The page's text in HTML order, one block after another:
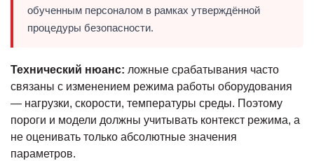
обученным персоналом в рамках утверждённой
процедуры безопасности.
Технический нюанс: ложные срабатывания часто
связаны с изменением режима работы оборудования
— нагрузки, скорости, температуры среды. Поэтому
пороги и модели должны учитывать контекст режима, а
не оценивать только абсолютные значения
параметров.